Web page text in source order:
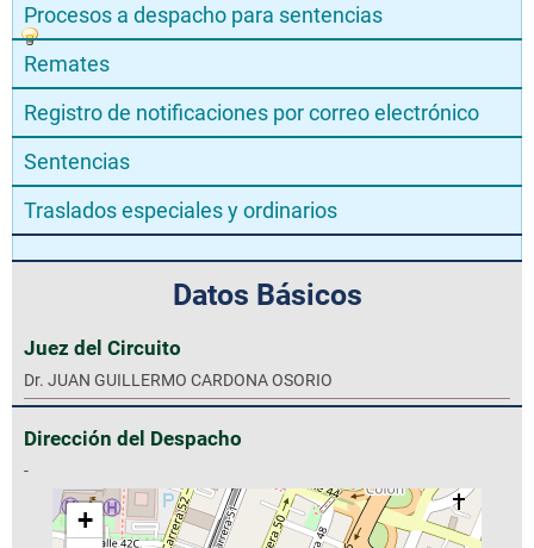
Procesos a despacho para sentencias
Remates
Registro de notificaciones por correo electrónico
Sentencias
Traslados especiales y ordinarios
Datos Básicos
Juez del Circuito
Dr. JUAN GUILLERMO CARDONA OSORIO
Dirección del Despacho
-
+